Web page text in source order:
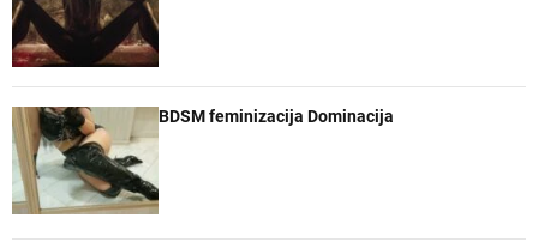
BDSM feminizacija Dominacija